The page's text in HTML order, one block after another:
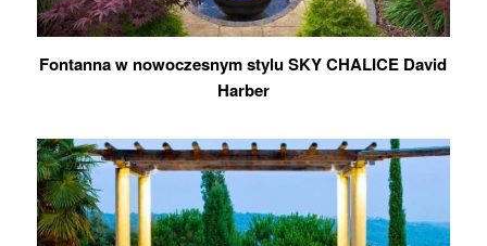
Fontanna w nowoczesnym stylu SKY CHALICE David
Harber